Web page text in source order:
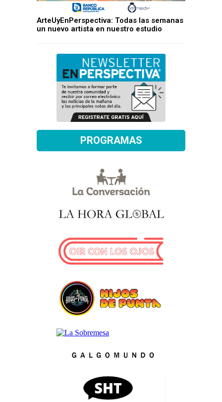
ArteUyEnPerspectiva: Todas las semanas
un nuevo artista en nuestro estudio
PROGRAMAS